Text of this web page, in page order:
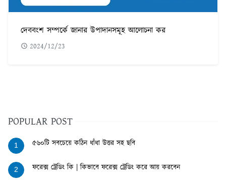
দেববংশ সম্পর্কে জানার উপাদানসমূহ আলোচনা কর
2024/12/23
POPULAR POST
1 ৫৬০টি সবচেয়ে কঠিন ধাঁধা উত্তর সহ ছবি
2 ফরেক্স ট্রেডিং কি | কিভাবে ফরেক্স ট্রেডিং করে আয় করবেন